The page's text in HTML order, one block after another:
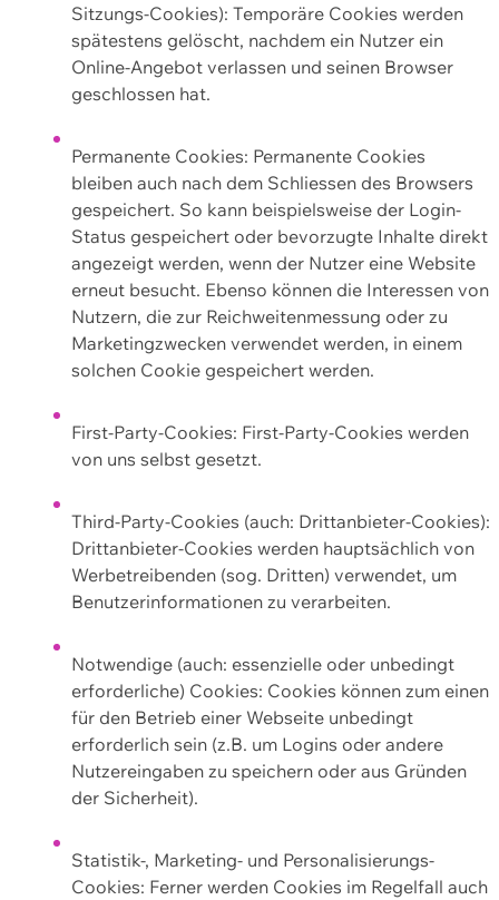
Sitzungs-Cookies): Temporäre Cookies werden
spätestens gelöscht, nachdem ein Nutzer ein
Online-Angebot verlassen und seinen Browser
geschlossen hat.
Permanente Cookies: Permanente Cookies
bleiben auch nach dem Schliessen des Browsers
gespeichert. So kann beispielsweise der Login-
Status gespeichert oder bevorzugte Inhalte direkt
angezeigt werden, wenn der Nutzer eine Website
erneut besucht. Ebenso können die Interessen von
Nutzern, die zur Reichweitenmessung oder zu
Marketingzwecken verwendet werden, in einem
solchen Cookie gespeichert werden.
First-Party-Cookies: First-Party-Cookies werden
von uns selbst gesetzt.
Third-Party-Cookies (auch: Drittanbieter-Cookies):
Drittanbieter-Cookies werden hauptsächlich von
Werbetreibenden (sog. Dritten) verwendet, um
Benutzerinformationen zu verarbeiten.
Notwendige (auch: essenzielle oder unbedingt
erforderliche) Cookies: Cookies können zum einen
für den Betrieb einer Webseite unbedingt
erforderlich sein (z.B. um Logins oder andere
Nutzereingaben zu speichern oder aus Gründen
der Sicherheit).
Statistik-, Marketing- und Personalisierungs-
Cookies: Ferner werden Cookies im Regelfall auch